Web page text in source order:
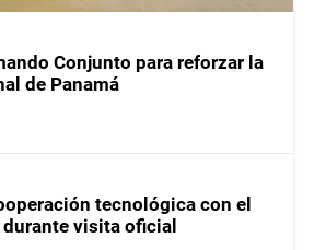
Conjunto para reforzar la
de Panamá
tecnológica con el
durante visita oficial